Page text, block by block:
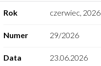
Rok czerwiec 2026
Numer 29/2026
Data 23.06.2026